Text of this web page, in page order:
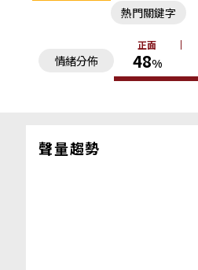
情緒分佈
正面
48%
熱門關鍵字
聲量趨勢